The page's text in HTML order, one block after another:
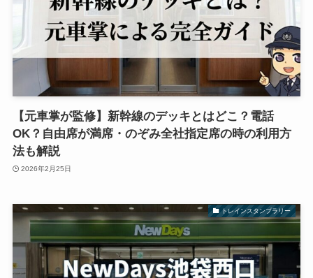
【元車掌が監修】新幹線のデッキとはどこ？電話
OK？自由席が満席・のぞみ全社指定席の時の利用方
法も解説
2026年2月25日
トレインスタンプラリー